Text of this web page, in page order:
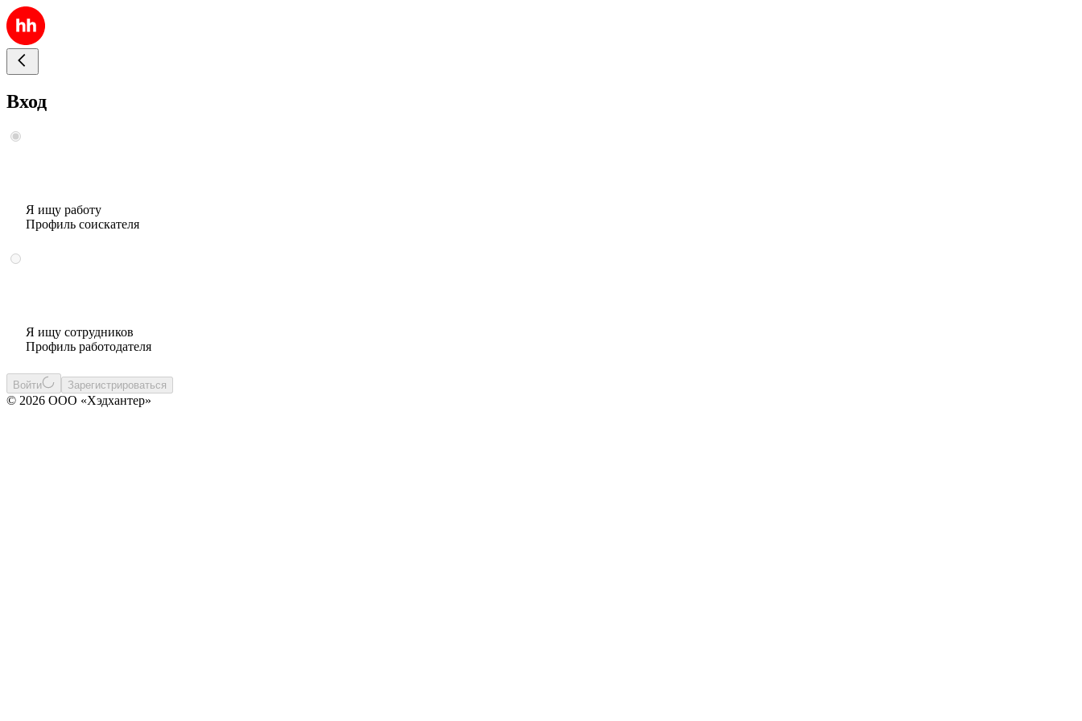
Вход
Я ищу работу
Профиль соискателя
Я ищу сотрудников
Профиль работодателя
Войти Зарегистрироваться
© 2026 ООО «Хэдхантер»